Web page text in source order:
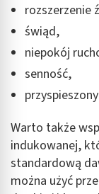
rozszerzenie
świąd,
niepokój
senność,
Warto także
indukowanej,
standardową
można użyć